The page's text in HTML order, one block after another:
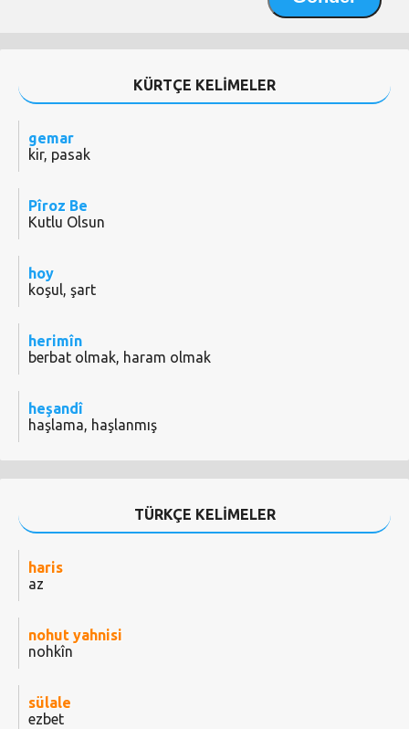
KÜRTÇE KELİMELER
gemar
kir, pasak
Pîroz Be
Kutlu Olsun
hoy
koşul, şart
herimîn
berbat olmak, haram olmak
heşandî
haşlama, haşlanmış
TÜRKÇE KELİMELER
haris
az
nohut yahnisi
nohkîn
sülale
ezbet